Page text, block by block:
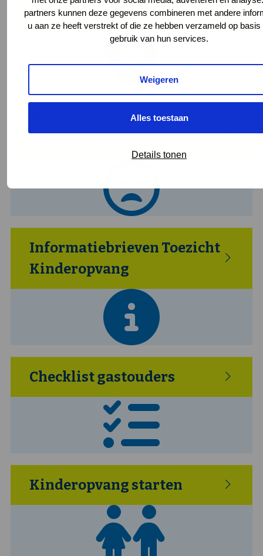
partners kunnen deze gegevens combineren met andere
u aan ze heeft verstrekt of die ze hebben verzameld op
gebruik van hun services.
Weigeren
Alles toestaan
Details tonen
kinderopvang
Klacht of zorgen over
Informatiebrieven Toezicht
Kinderopvang
Checklist gastouders
Kinderopvang starten